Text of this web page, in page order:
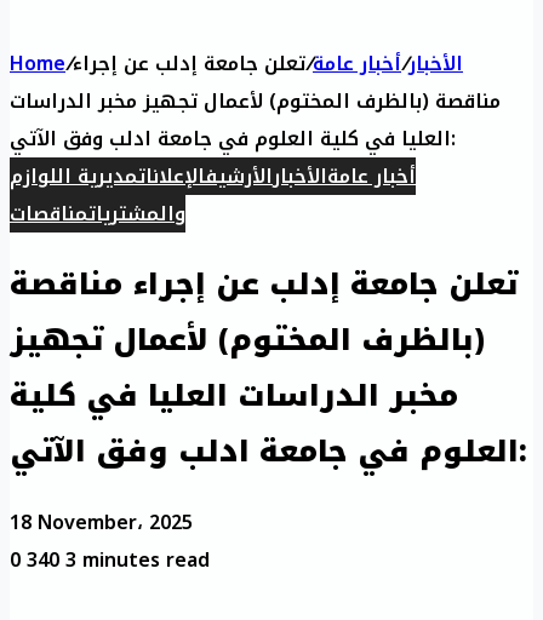
Home/ الأخبار/أخبار عامة/تعلن جامعة إدلب عن إجراء
مناقصة (بالظرف المختوم) لأعمال تجهيز مخبر الدراسات
العليا في كلية العلوم في جامعة ادلب وفق الآتي:
أخبار عامةالأخبارالأرشيفالإعلاناتمديرية اللوازم
والمشترياتمناقصات
تعلن جامعة إدلب عن إجراء مناقصة
(بالظرف المختوم) لأعمال تجهيز
مخبر الدراسات العليا في كلية
العلوم في جامعة ادلب وفق الآتي:
18 November، 2025
03403 minutes read